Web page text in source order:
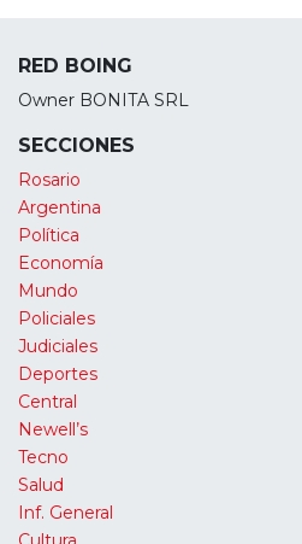
RED BOING
Owner BONITA SRL
SECCIONES
Rosario
Argentina
Política
Economía
Mundo
Policiales
Judiciales
Deportes
Central
Newell’s
Tecno
Salud
Inf. General